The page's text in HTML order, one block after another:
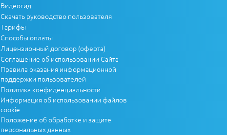
Видеогид
Скачать руководство пользователя
Тарифы
Способы оплаты
Лицензионный договор (оферта)
Соглашение об использовании Сайта
Правила оказания информационной
поддержки пользователей
Политика конфиденциальности
Информация об использовании файлов
cookie
Положение об обработке и защите
персональных данных